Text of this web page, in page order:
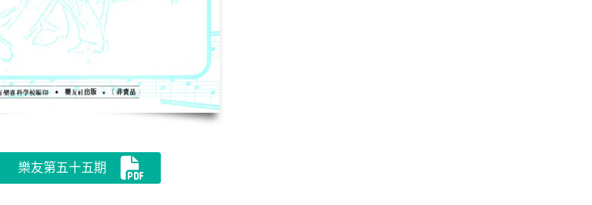
樂友第五十五期